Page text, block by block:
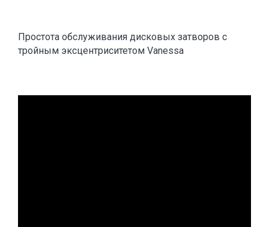
Простота обслуживания дисковых затворов с
тройным эксцентриситетом Vanessa